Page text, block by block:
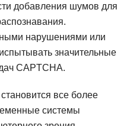
добавления шумов для
нарушениями или
значительные
CAPTCHA.
все более
системы